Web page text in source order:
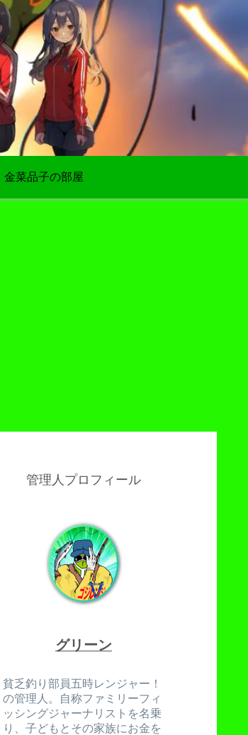
金菜品子の部屋
管理人プロフィール
グリーン
貧乏釣り部員五時レンジャー！
の管理人。自称ファミリーフィ
ッシングジャーナリストを名乗
り、子どもとその家族にお金を